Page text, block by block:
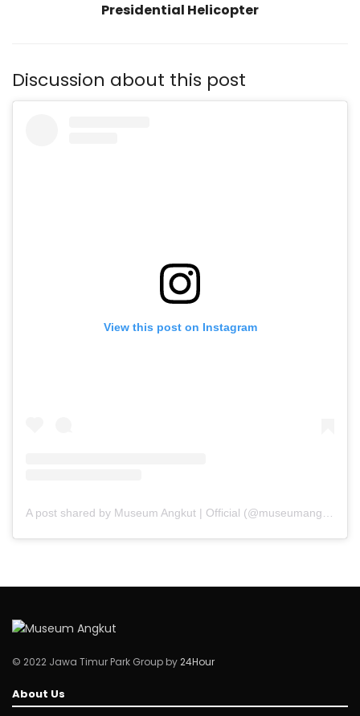
Presidential Helicopter
Discussion about this post
View this post on Instagram
© 2022 Jawa Timur Park Group by24Hour
About Us